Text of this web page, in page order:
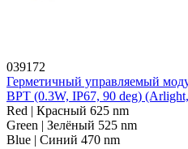
039172
Герметичный управляемый
BPT (0.3W, IP67, 90 deg)
Red | Красный 625 nm
Green | Зелёный 525 nm
Blue | Синий 470 nm